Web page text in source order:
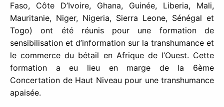
Faso, Côte D’Ivoire, Ghana, Guinée, Liberia, Mali,
Mauritanie, Niger, Nigeria, Sierra Leone, Sénégal et
Togo) ont été réunis pour une formation de
sensibilisation et d’information sur la transhumance et
le commerce du bétail en Afrique de l’Ouest. Cette
formation a eu lieu en marge de la 6ème
Concertation de Haut Niveau pour une transhumance
apaisée.